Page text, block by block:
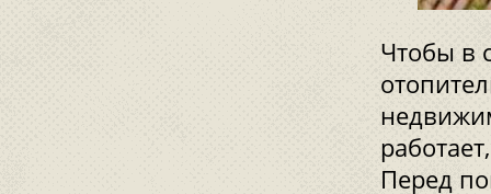
Чтобы в
Перед